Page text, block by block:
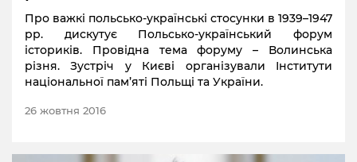
Про важкі польсько-українські стосунки в 1939–1947
рр. дискутує Польсько-український форум
істориків. Провідна тема форуму – Волинська
різня. Зустріч у Києві організували Інститути
національної пам’яті Польщі та України.
26 жовтня 2016